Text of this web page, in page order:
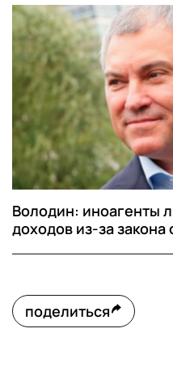
Володин: иноагенты
доходов из-за закона
поделиться